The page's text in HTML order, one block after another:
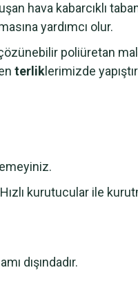
hava kabarcıklı
yardımcı olur.
poliüretan
terlik lerimizde
kurutucular ile
dışındadır.